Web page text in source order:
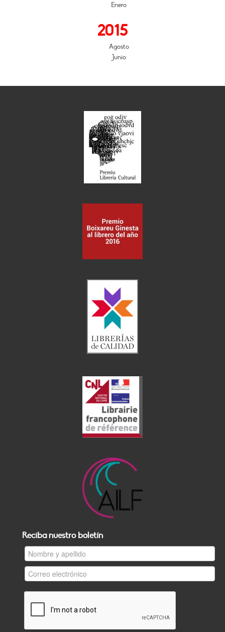
Enero
2015
Agosto
Junio
Reciba nuestro boletín